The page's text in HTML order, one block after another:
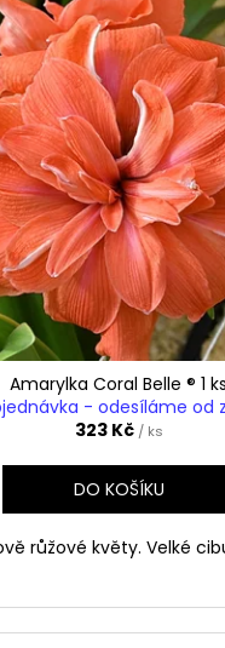
Amarylka Coral Belle ® 1 ks
- odesíláme od
323 Kč / ks
DO KOŠÍKU
růžové květy. Velké